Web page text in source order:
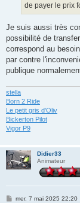
de payer le prix
Je suis aussi très
possibilité de
correspond au
par contre
publique
stella
Born 2 Ride
Le petit gris d'Oliv
Bickerton Pilot
Vigor P9
Didier33
Animateur
Mmer. 7 mai 2025 22:20